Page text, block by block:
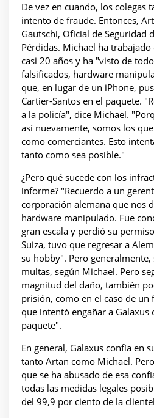
De vez en cuando, los colegas
intento de fraude. Entonces,
Gautschi, Oficial de Seguridad
Pérdidas. Michael ha
casi 20 años y ha "visto de
falsificados, hardware
que, en lugar de un iPhone,
Cartier-Santos en el paquete.
a la policía", dice Michael.
así nuevamente, somos los
como comerciantes. Esto
tanto como sea posible."
¿Pero qué sucede con los
informe? "Recuerdo a un
corporación alemana que nos
hardware manipulado. Fue
gran escala y perdió su
Suiza, tuvo que regresar a
su hobby". Pero
multas, según Michael. Pero
magnitud del daño, también
prisión, como en el caso de
que intentó engañar a Galaxus
paquete".
En general, Galaxus confía en
tanto Artan como Michael.
que se ha abusado de esa
todas las medidas legales
del 99,9 por ciento de la